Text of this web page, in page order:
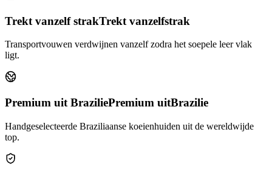
Trekt vanzelf strakTrekt vanzelfstrak
Transportvouwen verdwijnen vanzelf zodra het soepele leer vlak
ligt.
Premium uit BraziliePremium uitBrazilie
Handgeselecteerde Braziliaanse koeienhuiden uit de wereldwijde
top.